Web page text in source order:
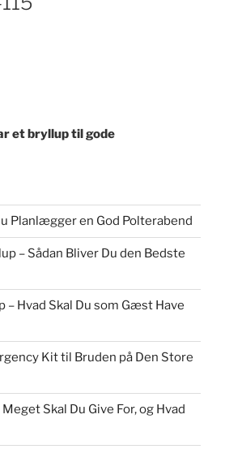
et bryllup til gode
Planlægger en God Polterabend
– Sådan Bliver Du den Bedste
– Hvad Skal Du som Gæst Have
Kit til Bruden på Den Store
Skal Du Give For, og Hvad